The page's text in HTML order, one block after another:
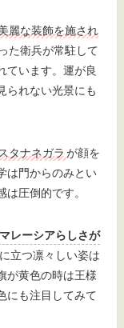
麗な装飾を施され
た衛兵が常駐して
ています。運が良
られない光景にも
タナネガラ が顔を
は門からのみとい
圧倒的です。
レーシアらしさが
立つ凛々しい姿は
が黄色の時は王様
にも注目してみて